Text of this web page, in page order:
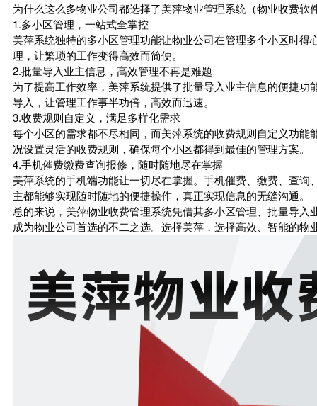
为什么这么多物业公司都选择了美萍物业管理系统（物业收费软
1.多小区管理，一站式全掌控
美萍系统独特的多小区管理功能让物业公司在管理多个小区时
理，让繁琐的工作变得高效而简便。
2.批量导入业主信息，高效管理不再是难题
为了提高工作效率，美萍系统提供了批量导入业主信息的便捷
导入，让管理工作事半功倍，高效而迅速。
3.收费规则自定义，满足多样化需求
每个小区的需求都不尽相同，而美萍系统的收费规则自定义功
况设置灵活的收费规则，确保每个小区都得到最佳的管理方案。
4.手机催费缴费查询报修，随时随地尽在掌握
美萍系统的手机端功能让一切尽在掌握。手机催费、缴费、查
主都能够实现随时随地的便捷操作，真正实现信息的无缝沟通。
总的来说，美萍物业收费管理系统凭借其多小区管理、批量导
成为物业公司首选的不二之选。选择美萍，选择高效、智能的